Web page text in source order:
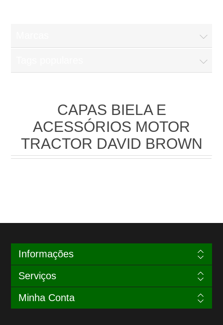
CAPAS BIELA E
ACESSÓRIOS MOTOR
TRACTOR DAVID BROWN
Informações
Serviços
Minha Conta